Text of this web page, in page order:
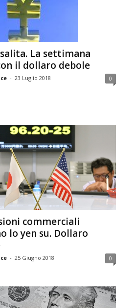
La settimana
il dollaro debole
- 23 Luglio 2018 0
commerciali
lo yen su. Dollaro
- 25 Giugno 2018 0